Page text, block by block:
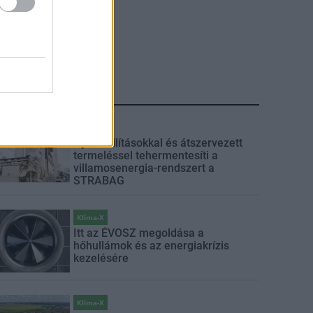
Gyárleállításokkal és átszervezett
termeléssel tehermentesíti a
villamosenergia-rendszert a
STRABAG
Klíma-X
Itt az ÉVOSZ megoldása a
hőhullámok és az energiakrízis
kezelésére
Klíma-X